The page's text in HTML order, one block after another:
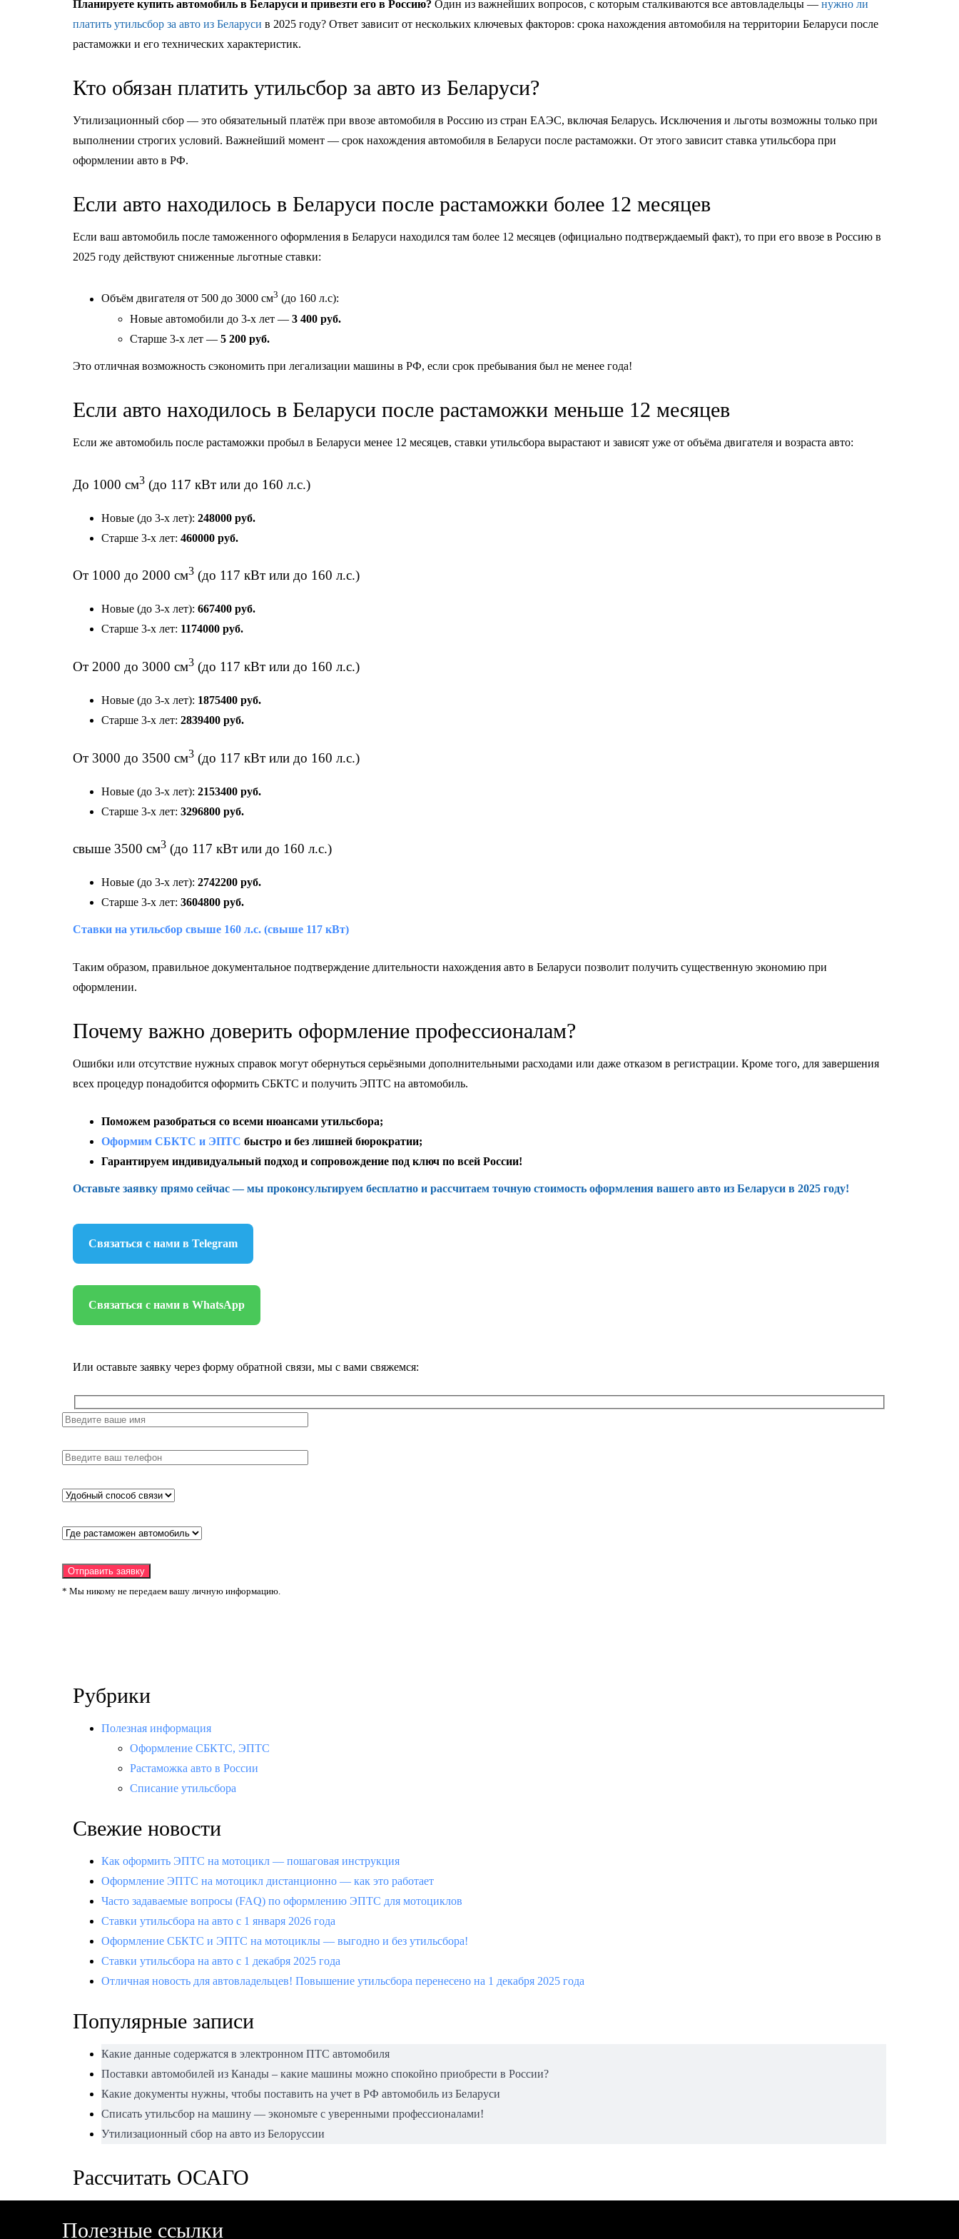
Планируете купить автомобиль в Беларуси и привезти его в Россию? Один из важнейших вопросов, с которым сталкиваются все автовладельцы — нужно ли
платить утильсбор за авто из Беларуси в 2025 году? Ответ зависит от нескольких ключевых факторов: срока нахождения автомобиля на территории Беларуси после
растаможки и его технических характеристик.
Кто обязан платить утильсбор за авто из Беларуси?
Утилизационный сбор — это обязательный платёж при ввозе автомобиля в Россию из стран ЕАЭС, включая Беларусь. Исключения и льготы возможны только при
выполнении строгих условий. Важнейший момент — срок нахождения автомобиля в Беларуси после растаможки. От этого зависит ставка утильсбора при
оформлении авто в РФ.
Если авто находилось в Беларуси после растаможки более 12 месяцев
Если ваш автомобиль после таможенного оформления в Беларуси находился там более 12 месяцев (официально подтверждаемый факт), то при его ввозе в Россию в
2025 году действуют сниженные льготные ставки:
Объём двигателя от 500 до 3000 см3 (до 160 л.с):
Новые автомобили до 3-х лет — 3 400 руб.
Старше 3-х лет — 5 200 руб.
Это отличная возможность сэкономить при легализации машины в РФ, если срок пребывания был не менее года!
Если авто находилось в Беларуси после растаможки меньше 12 месяцев
Если же автомобиль после растаможки пробыл в Беларуси менее 12 месяцев, ставки утильсбора вырастают и зависят уже от объёма двигателя и возраста авто:
До 1000 см3 (до 117 кВт или до 160 л.с.)
Новые (до 3-х лет): 248000 руб.
Старше 3-х лет: 460000 руб.
От 1000 до 2000 см3 (до 117 кВт или до 160 л.с.)
Новые (до 3-х лет): 667400 руб.
Старше 3-х лет: 1174000 руб.
От 2000 до 3000 см3 (до 117 кВт или до 160 л.с.)
Новые (до 3-х лет): 1875400 руб.
Старше 3-х лет: 2839400 руб.
От 3000 до 3500 см3 (до 117 кВт или до 160 л.с.)
Новые (до 3-х лет): 2153400 руб.
Старше 3-х лет: 3296800 руб.
свыше 3500 см3 (до 117 кВт или до 160 л.с.)
Новые (до 3-х лет): 2742200 руб.
Старше 3-х лет: 3604800 руб.
Ставки на утильсбор свыше 160 л.с. (свыше 117 кВт)
Таким образом, правильное документальное подтверждение длительности нахождения авто в Беларуси позволит получить существенную экономию при
оформлении.
Почему важно доверить оформление профессионалам?
Ошибки или отсутствие нужных справок могут обернуться серьёзными дополнительными расходами или даже отказом в регистрации. Кроме того, для завершения
всех процедур понадобится оформить СБКТС и получить ЭПТС на автомобиль.
Поможем разобраться со всеми нюансами утильсбора;
Оформим СБКТС и ЭПТС быстро и без лишней бюрократии;
Гарантируем индивидуальный подход и сопровождение под ключ по всей России!
Оставьте заявку прямо сейчас — мы проконсультируем бесплатно и рассчитаем точную стоимость оформления вашего авто из Беларуси в 2025 году!
Связаться с нами в Telegram
Связаться с нами в WhatsApp
Или оставьте заявку через форму обратной связи, мы с вами свяжемся:
* Мы никому не передаем вашу личную информацию.
Рубрики
Полезная информация
Оформление СБКТС, ЭПТС
Растаможка авто в России
Списание утильсбора
Свежие новости
Как оформить ЭПТС на мотоцикл — пошаговая инструкция
Оформление ЭПТС на мотоцикл дистанционно — как это работает
Часто задаваемые вопросы (FAQ) по оформлению ЭПТС для мотоциклов
Ставки утильсбора на авто с 1 января 2026 года
Оформление СБКТС и ЭПТС на мотоциклы — выгодно и без утильсбора!
Ставки утильсбора на авто с 1 декабря 2025 года
Отличная новость для автовладельцев! Повышение утильсбора перенесено на 1 декабря 2025 года
Популярные записи
Какие данные содержатся в электронном ПТС автомобиля
Поставки автомобилей из Канады – какие машины можно спокойно приобрести в России?
Какие документы нужны, чтобы поставить на учет в РФ автомобиль из Беларуси
Списать утильсбор на машину — экономьте с уверенными профессионалами!
Утилизационный сбор на авто из Белоруссии
Рассчитать ОСАГО
Полезные ссылки